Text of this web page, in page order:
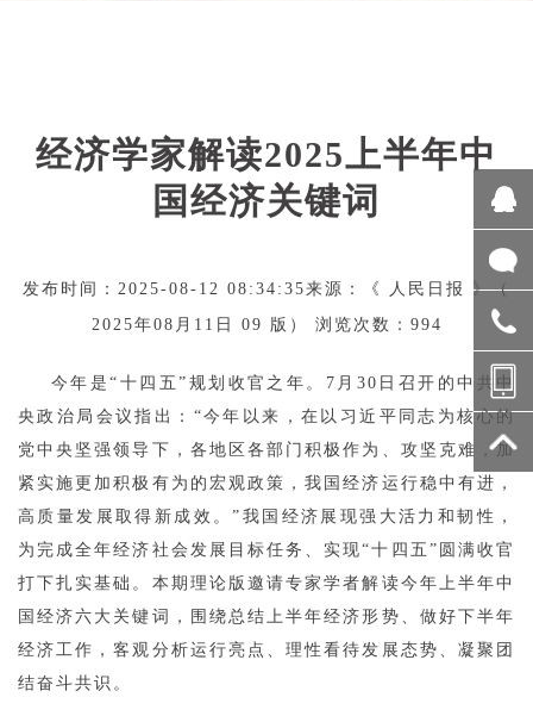
经济学家解读2025上半年中
国经济关键词
发布时间：2025-08-12 08:34:35来源：《 人民日报 》（
2025年08月11日 09 版） 浏览次数：994
今年是“十四五”规划收官之年。7月30日召开的中共中
央政治局会议指出：“今年以来，在以习近平同志为核心的
党中央坚强领导下，各地区各部门积极作为、攻坚克难，加
紧实施更加积极有为的宏观政策，我国经济运行稳中有进，
高质量发展取得新成效。”我国经济展现强大活力和韧性，
为完成全年经济社会发展目标任务、实现“十四五”圆满收官
打下扎实基础。本期理论版邀请专家学者解读今年上半年中
国经济六大关键词，围绕总结上半年经济形势、做好下半年
经济工作，客观分析运行亮点、理性看待发展态势、凝聚团
结奋斗共识。